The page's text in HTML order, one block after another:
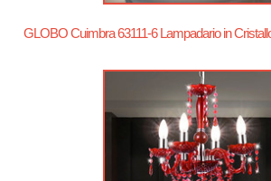
GLOBO Cuimbra 63111-6 Lampadario in